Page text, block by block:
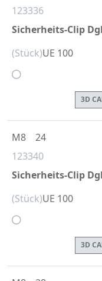
123336
Sicherheits-Clip
(Stück)UE 100
3D
123340
Sicherheits-Clip
M8 24
(Stück)UE 100
3D